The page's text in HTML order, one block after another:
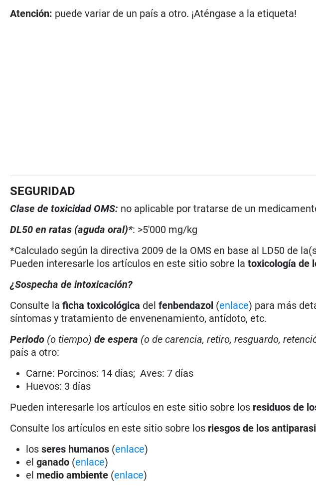
Atención: puede variar de un país a otro. ¡Aténgase a la etiqueta!
SEGURIDAD
Clase de toxicidad OMS: no aplicable por tratarse de un
DL50 en ratas (aguda oral)*: >5'000 mg/kg
*Calculado según la directiva 2009 de la OMS en base al LD50 de
Pueden interesarle los artículos en este sitio sobre la toxicología de
¿Sospecha de intoxicación?
Consulte laficha toxicológica delfenbendazol (enlace) para más
síntomas y tratamiento de envenenamiento, antídoto, etc.
Periodo (o tiempo) de espera (o de carencia, retiro, resguardo,
país a otro:
Carne: Porcinos: 14 días; Aves: 7 días
Huevos: 3 días
Pueden interesarle los artículos en este sitio sobre los residuos de
Consulte los artículos en este sitio sobre los riesgos de los
losseres humanos (enlace)
elganado (enlace)
el medio ambiente (enlace)